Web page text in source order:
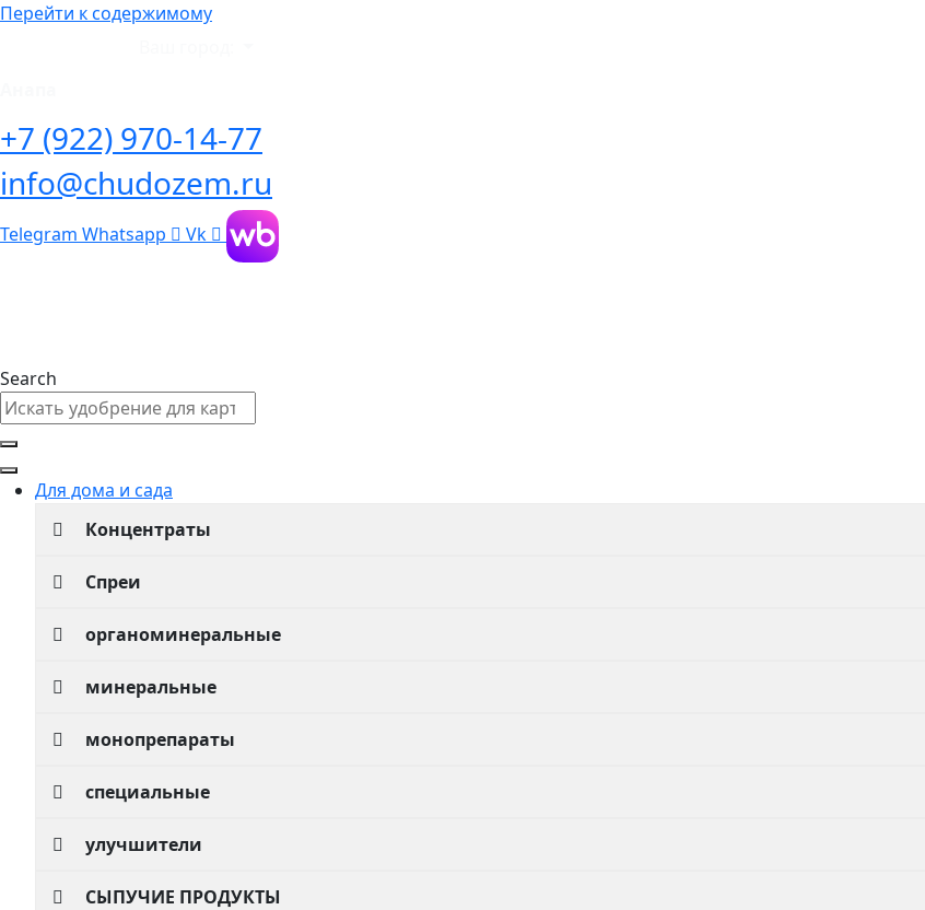
Перейти к содержимому
+7 (922) 970-14-77
info@chudozem.ru
Telegram Whatsapp Vk
Search
Для дома и сада
Концентраты
Спреи
органоминеральные
минеральные
монопрепараты
специальные
улучшители
СЫПУЧИЕ ПРОДУКТЫ